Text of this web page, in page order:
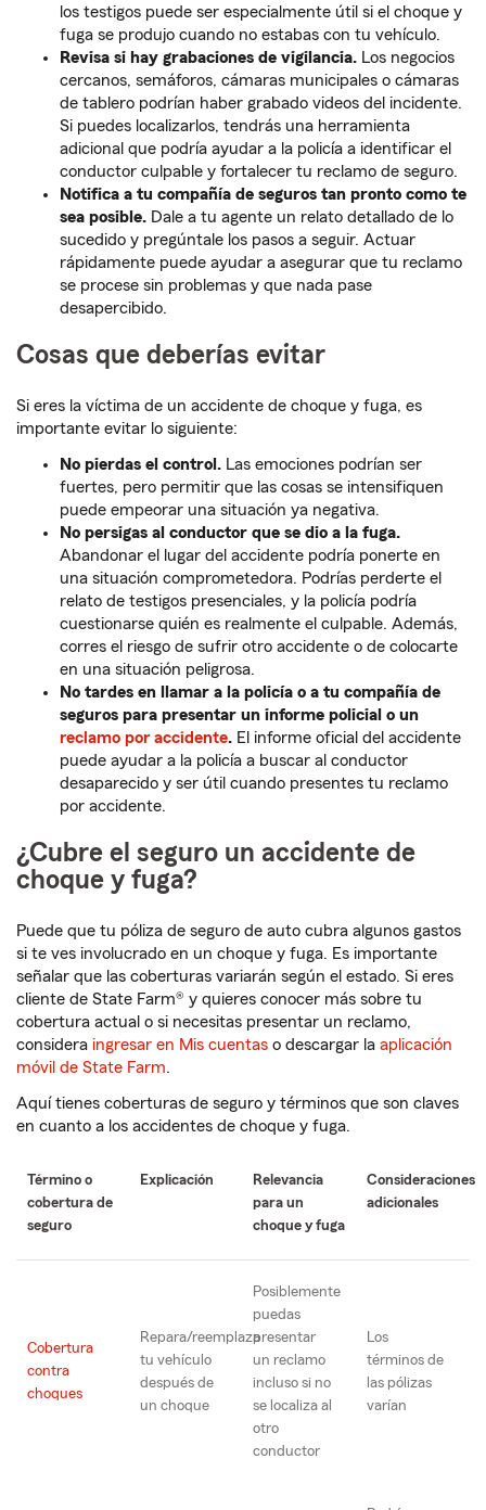
los testigos puede ser especialmente útil si el choque y
fuga se produjo cuando no estabas con tu vehículo.
Revisa si hay grabaciones de vigilancia. Los negocios
cercanos, semáforos, cámaras municipales o cámaras
de tablero podrían haber grabado videos del incidente.
Si puedes localizarlos, tendrás una herramienta
adicional que podría ayudar a la policía a identificar el
conductor culpable y fortalecer tu reclamo de seguro.
Notifica a tu compañía de seguros tan pronto como te
sea posible. Dale a tu agente un relato detallado de lo
sucedido y pregúntale los pasos a seguir. Actuar
rápidamente puede ayudar a asegurar que tu reclamo
se procese sin problemas y que nada pase
desapercibido.
Cosas que deberías evitar
Si eres la víctima de un accidente de choque y fuga, es
importante evitar lo siguiente:
No pierdas el control. Las emociones podrían ser
fuertes, pero permitir que las cosas se intensifiquen
puede empeorar una situación ya negativa.
No persigas al conductor que se dio a la fuga.
Abandonar el lugar del accidente podría ponerte en
una situación comprometedora. Podrías perderte el
relato de testigos presenciales, y la policía podría
cuestionarse quién es realmente el culpable. Además,
corres el riesgo de sufrir otro accidente o de colocarte
en una situación peligrosa.
No tardes en llamar a la policía o a tu compañía de
seguros para presentar un informe policial o un
reclamo por accidente. El informe oficial del accidente
puede ayudar a la policía a buscar al conductor
desaparecido y ser útil cuando presentes tu reclamo
por accidente.
¿Cubre el seguro un accidente de
choque y fuga?
Puede que tu póliza de seguro de auto cubra algunos gastos
si te ves involucrado en un choque y fuga. Es importante
señalar que las coberturas variarán según el estado. Si eres
cliente de State Farm® y quieres conocer más sobre tu
cobertura actual o si necesitas presentar un reclamo,
considera ingresar en Mis cuentas o descargar la aplicación
móvil de State Farm.
Aquí tienes coberturas de seguro y términos que son claves
en cuanto a los accidentes de choque y fuga.
Término o
cobertura de
seguro
Explicación
Relevancia
para un
choque y fuga
Consideraciones
adicionales
Cobertura
contra
choques
Repara/reemplaza
tu vehículo
después de
un choque
Posiblemente
puedas
presentar
un reclamo
incluso si no
se localiza al
otro
conductor
Los
términos de
las pólizas
varían